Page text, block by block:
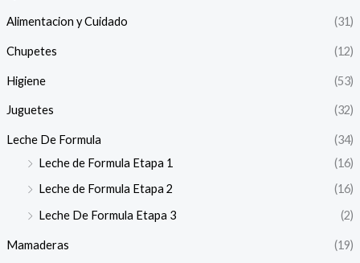
Alimentacion y Cuidado (31)
Chupetes (12)
Higiene (53)
Juguetes (32)
Leche De Formula
(34)
Leche de Formula Etapa 1
(16)
Leche de Formula Etapa 2
(16)
Leche De Formula Etapa 3
(2)
Mamaderas (19)